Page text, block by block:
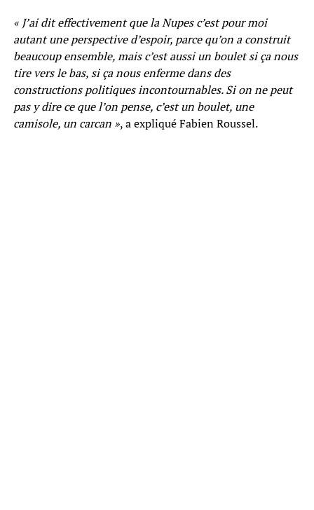
« J’ai dit effectivement que la Nupes c’est pour moi
autant une perspective d’espoir, parce qu’on a construit
beaucoup ensemble, mais c’est aussi un boulet si ça nous
tire vers le bas, si ça nous enferme dans des
constructions politiques incontournables. Si on ne peut
pas y dire ce que l’on pense, c’est un boulet, une
camisole, un carcan », a expliqué Fabien Roussel.